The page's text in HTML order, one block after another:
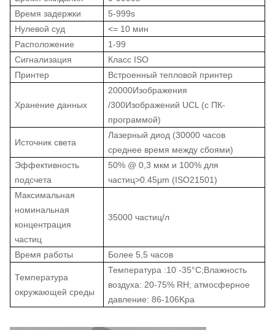
Время задержки
5-999s
Нулевой суд
<= 10 мин
Расположение
1-99
Сигнализация
Класс ISO
Принтер
Встроенный тепловой принтер
Хранение данных
20000Изображения
/300Изображений UCL (с ПК-
программой)
Источник света
Лазерный диод (30000 часов
среднее время между сбоями)
Эффективность
подсчета
50% @ 0,3 мкм и 100% для
частиц>0.45μm (ISO21501)
Максимальная
номинальная
концентрация
частиц
35000 частиц/л
Время работы Более 5,5 часов
Температура
окружающей среды
Температура :10 -35°C;Влажность
воздуха: 20-75% RH; атмосферное
давление: 86-106Kpa